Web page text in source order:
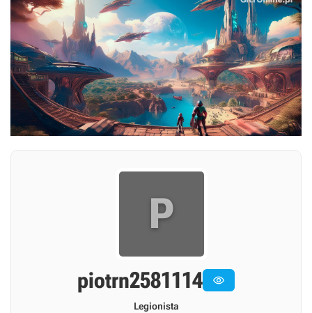
P
piotrn2581114 
Legionista